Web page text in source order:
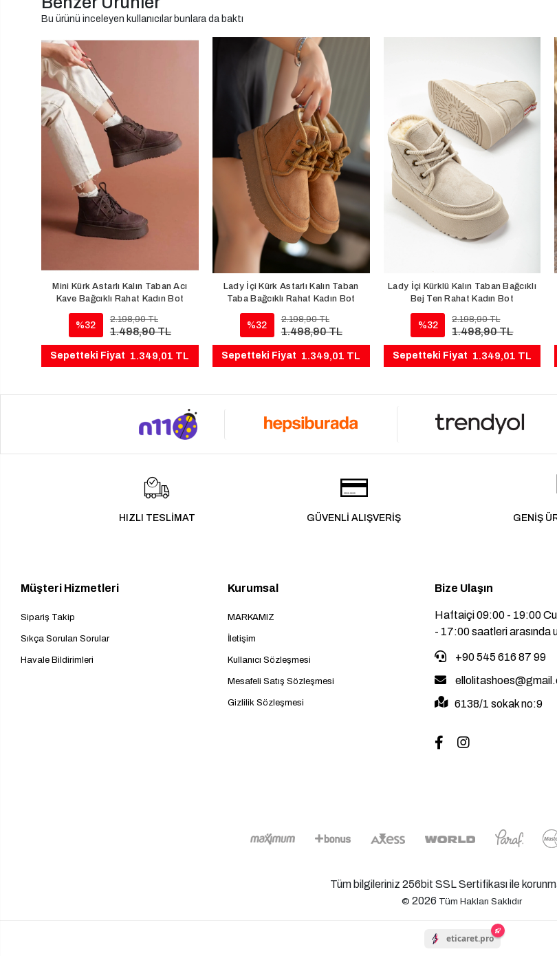
Bu ürünü inceleyen kullanıcılar bunlara da baktı
Mini Kürk Astarlı Kalın Taban Acı
Kave Bağcıklı Rahat Kadın Bot
%32
2.198,90 TL
1.498,90 TL
Sepetteki Fiyat 1.349,01 TL
Lady İçi Kürk Astarlı Kalın Taban
Taba Bağcıklı Rahat Kadın Bot
%32
2.198,90 TL
1.498,90 TL
Sepetteki Fiyat 1.349,01 TL
Lady İçi Kürklü Kalın Taban Bağcıklı
Bej Ten Rahat Kadın Bot
%32
2.198,90 TL
1.498,90 TL
Sepetteki Fiyat 1.349,01 TL
HIZLI TESLİMAT GÜVENLİ ALIŞVERİŞ GENİŞ
Müşteri Hizmetleri
Sipariş Takip
Sıkça Sorulan Sorular
Havale Bildirimleri
Kurumsal
MARKAMIZ
İletişim
Kullanıcı Sözleşmesi
Mesafeli Satış Sözleşmesi
Gizlilik Sözleşmesi
Bize Ulaşın
Haftaiçi 09:00 - 19:00
- 17:00 saatleri arasında
+90 545 616 87 99
6138/1 sokak no:9
Tüm bilgileriniz 256bit SSL Sertifikası ile
©2026 Tüm Hakları Saklıdır
eticaret.pro